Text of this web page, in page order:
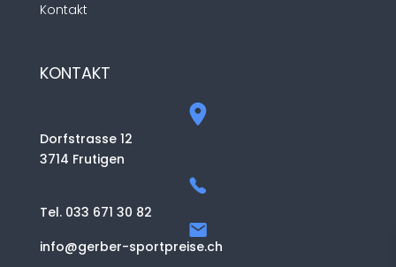
Kontakt
KONTAKT
Dorfstrasse 12
3714 Frutigen
Tel. 033 671 30 82
info@gerber-sportpreise.ch